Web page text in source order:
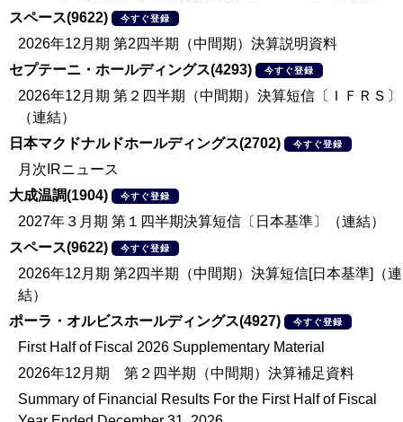
スペース(9622)
今すぐ登録
2026年12月期 第2四半期（中間期）決算説明資料
セプテーニ・ホールディングス(4293)
今すぐ登録
2026年12月期 第２四半期（中間期）決算短信〔ＩＦＲＳ〕
（連結）
日本マクドナルドホールディングス(2702)
今すぐ登録
月次IRニュース
大成温調(1904)
今すぐ登録
2027年３月期 第１四半期決算短信〔日本基準〕（連結）
スペース(9622)
今すぐ登録
2026年12月期 第2四半期（中間期）決算短信[日本基準]（連
結）
ポーラ・オルビスホールディングス(4927)
今すぐ登録
First Half of Fiscal 2026 Supplementary Material
2026年12月期 第２四半期（中間期）決算補足資料
Summary of Financial Results For the First Half of Fiscal